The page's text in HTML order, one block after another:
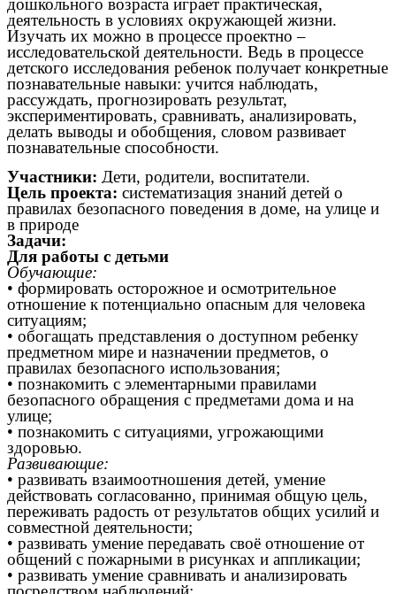
дошкольного возраста играет практическая,
деятельность в условиях окружающей жизни.
Изучать их можно в процессе проектно –
исследовательской деятельности. Ведь в процессе
детского исследования ребенок получает конкретные
познавательные навыки: учится наблюдать,
рассуждать, прогнозировать результат,
экспериментировать, сравнивать, анализировать,
делать выводы и обобщения, словом развивает
познавательные способности.
Участники: Дети, родители, воспитатели.
Цель проекта: систематизация знаний детей о
правилах безопасного поведения в доме, на улице и
в природе
Задачи:
Для работы с детьми
Обучающие:
• формировать осторожное и осмотрительное
отношение к потенциально опасным для человека
ситуациям;
• обогащать представления о доступном ребенку
предметном мире и назначении предметов, о
правилах безопасного использования;
• познакомить с элементарными правилами
безопасного обращения с предметами дома и на
улице;
• познакомить с ситуациями, угрожающими
здоровью.
Развивающие:
• развивать взаимоотношения детей, умение
действовать согласованно, принимая общую цель,
переживать радость от результатов общих усилий и
совместной деятельности;
• развивать умение передавать своё отношение от
общений с пожарными в рисунках и аппликации;
• развивать умение сравнивать и анализировать